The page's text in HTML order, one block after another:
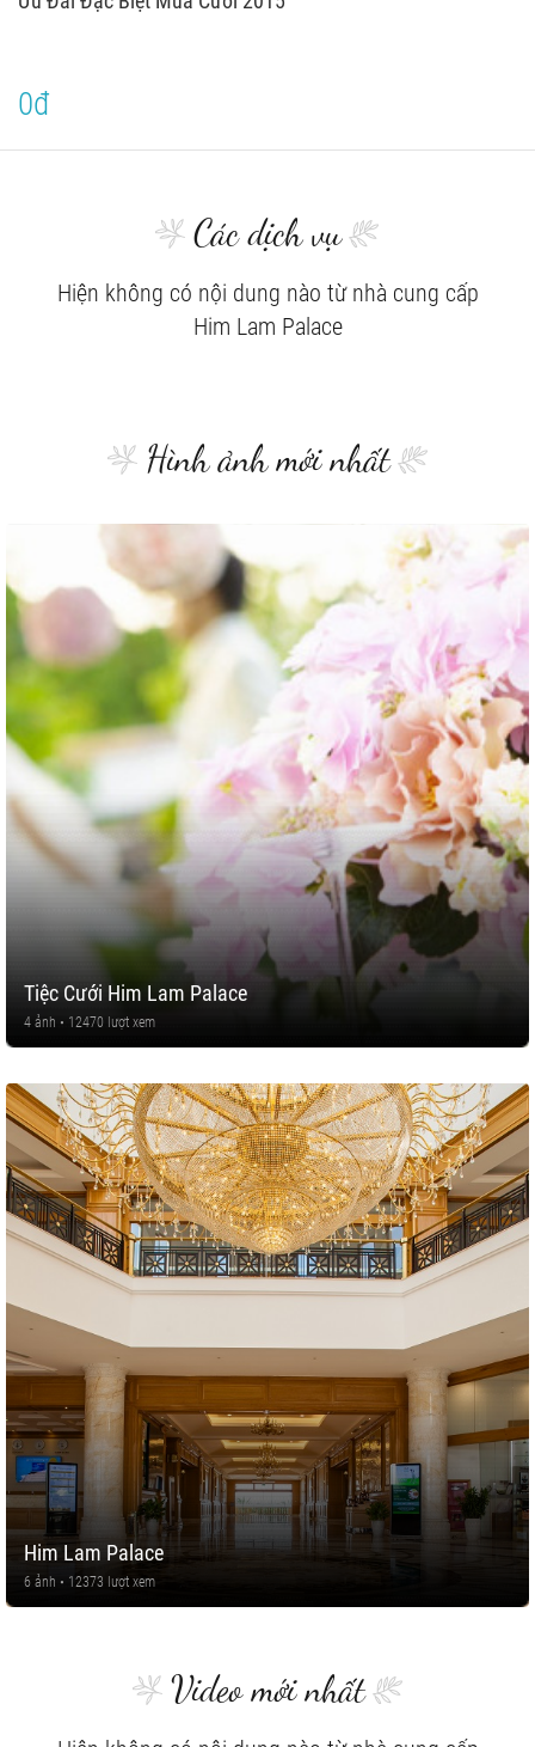
0đ
Các dịch vụ
Hiện không có nội dung nào từ nhà cung cấp
Him Lam Palace
Hình ảnh mới nhất
Tiệc Cưới Him Lam Palace
4 ảnh • 12470 lượt xem
Him Lam Palace
6 ảnh • 12373 lượt xem
Video mới nhất